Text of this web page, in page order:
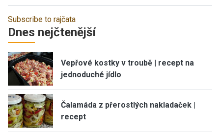
Subscribe to rajčata
Dnes nejčtenější
Vepřové kostky v troubě | recept na
jednoduché jídlo
Čalamáda z přerostlých nakladaček |
recept